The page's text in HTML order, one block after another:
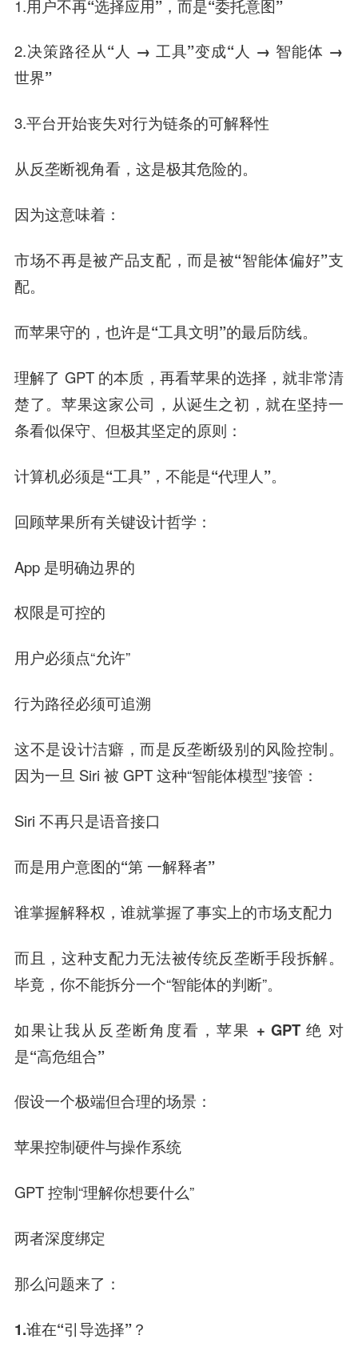
1.用户不再“选择应用”，而是“委托意图”
2.决策路径从“人 → 工具”变成“人 → 智能体 →
世界”
3.平台开始丧失对行为链条的可解释性
从反垄断视角看，这是极其危险的。
因为这意味着：
市场不再是被产品支配，而是被“智能体偏好”支
配。
而苹果守的， 也许是“工具文明”的最后防线。
理解了 GPT 的本质，再看苹果的选择，就非常清
楚了。苹果这家公司，从诞生之初，就在坚持一
条看似保守、但极其坚定的原则：
计算机必须是“工具”，不能是“代理人”。
回顾苹果所有关键设计哲学：
App 是明确边界的
权限是可控的
用户必须点“允许”
行为路径必须可追溯
这不是设计洁癖，而是反垄断级别的风险控制。
因为一旦 Siri 被 GPT 这种“智能体模型”接管：
Siri 不再只是语音接口
而是用户意图的“第 一解释者”
谁掌握解释权，谁就掌握了事实上的市场支配力
而且，这种支配力无法被传统反垄断手段拆解。
毕竟，你不能拆分一个“智能体的判断”。
如果让我从反垄断角度看，苹果 + GPT 绝 对
是“高危组合”
假设一个极端但合理的场景：
苹果控制硬件与操作系统
GPT 控制“理解你想要什么”
两者深度绑定
那么问题来了：
1.谁在“引导选择”？